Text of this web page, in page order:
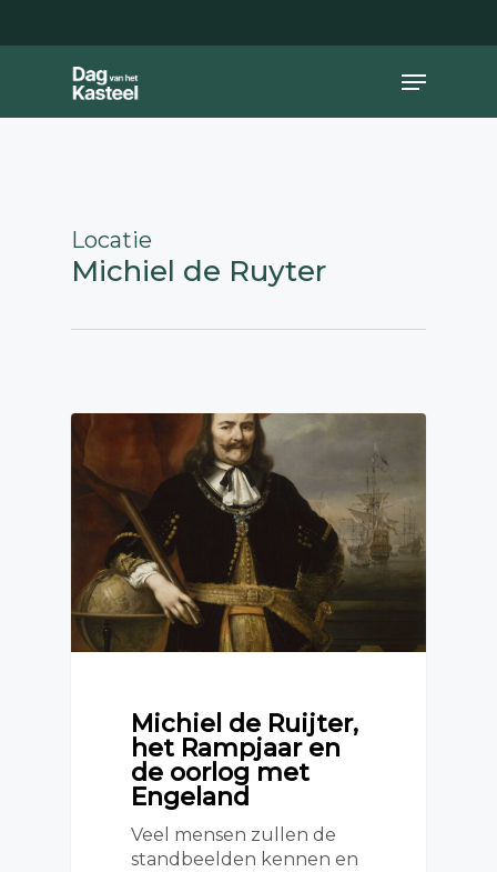
Menu
Locatie
Michiel de Ruyter
Michiel de Ruijter,
het Rampjaar en
de oorlog met
Engeland
Veel mensen zullen de
standbeelden kennen en